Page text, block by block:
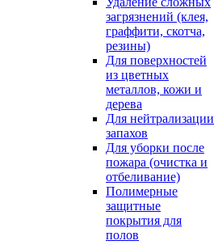
загрязнений (клея,
граффити, скотча,
резины)
Для поверхностей
из цветных
металлов, кожи и
дерева
Для нейтрализации
запахов
Для уборки после
пожара (очистка и
отбеливание)
Полимерные
защитные
покрытия для
полов